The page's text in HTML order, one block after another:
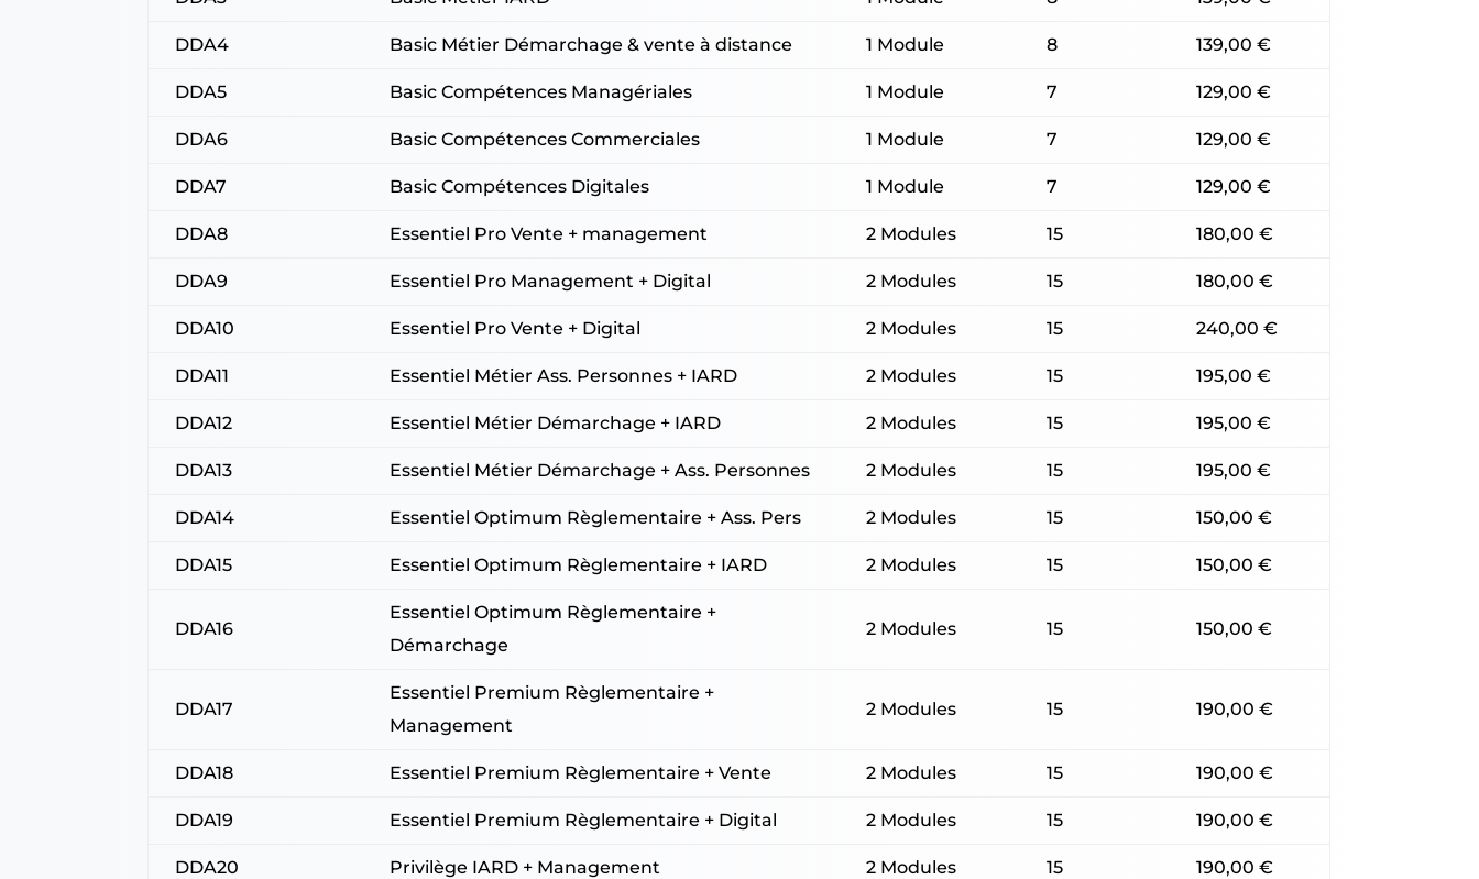
DDA4 Basic Métier Démarchage & vente à distance 1 Module 8 139,00 €
DDA5 Basic Compétences Managériales 1 Module 7 129,00 €
DDA6 Basic Compétences Commerciales 1 Module 7 129,00 €
DDA7 Basic Compétences Digitales 1 Module 7 129,00 €
DDA8 Essentiel Pro Vente + management 2 Modules 15 180,00 €
DDA9 Essentiel Pro Management + Digital 2 Modules 15 180,00 €
DDA10 Essentiel Pro Vente + Digital 2 Modules 15 240,00 €
DDA11 Essentiel Métier Ass. Personnes + IARD 2 Modules 15 195,00 €
DDA12 Essentiel Métier Démarchage + IARD 2 Modules 15 195,00 €
DDA13 Essentiel Métier Démarchage + Ass. Personnes 2 Modules 15 195,00 €
DDA14 Essentiel Optimum Règlementaire + Ass. Pers 2 Modules 15 150,00 €
DDA15 Essentiel Optimum Règlementaire + IARD 2 Modules 15 150,00 €
DDA16
Essentiel Optimum Règlementaire +
Démarchage
2 Modules 15 150,00 €
DDA17
Essentiel Premium Règlementaire +
Management
2 Modules 15 190,00 €
DDA18 Essentiel Premium Règlementaire + Vente 2 Modules 15 190,00 €
DDA19 Essentiel Premium Règlementaire + Digital 2 Modules 15 190,00 €
DDA20 Privilège IARD + Management 2 Modules 15 190,00 €